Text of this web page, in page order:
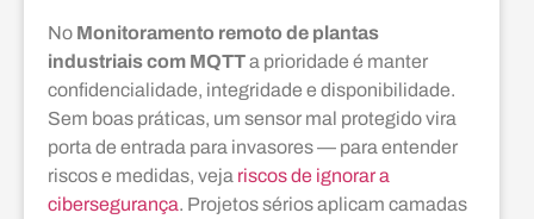
No Monitoramento remoto de plantas
industriais com MQTTa prioridade é manter
confidencialidade, integridade e disponibilidade.
Sem boas práticas, um sensor mal protegido vira
porta de entrada para invasores — para entender
riscos e medidas, veja riscos de ignorar a
cibersegurança. Projetos sérios aplicam camadas